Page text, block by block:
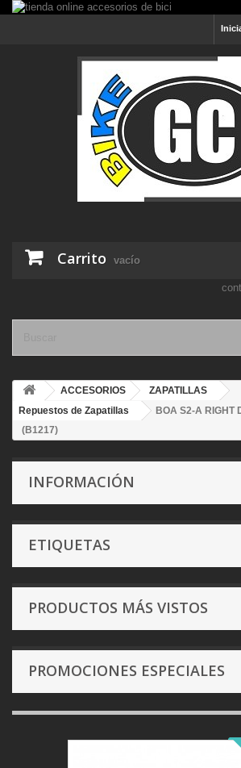
Carrito vacío
ACCESORIOS
ZAPATILLAS
Repuestos de Zapatillas
BOA S2-A RIGHT
(B1217)
INFORMACIÓN
ETIQUETAS
PRODUCTOS MÁS VISTOS
PROMOCIONES ESPECIALES